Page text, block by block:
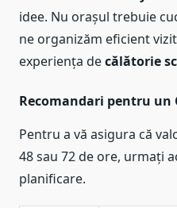
idee. Nu orașul trebuie
ne organizăm eficient
experiența decălătorie
Recomandari pentru
Pentru a vă asigura că
48 sau 72 de ore, urmați
planificare.